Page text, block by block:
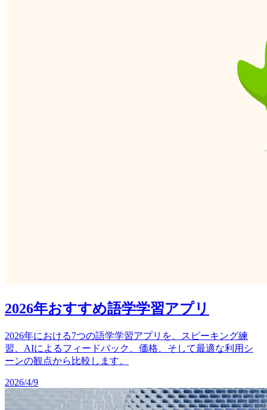
2026年おすすめ語学学習アプリ
2026年における7つの語学学習アプリを、スピーキング練
習、AIによるフィードバック、価格、そして最適な利用シ
ーンの観点から比較します。
2026/4/9